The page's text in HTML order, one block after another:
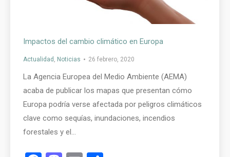
Impactos del cambio climático en Europa
Actualidad , Noticias 26 febrero, 2020
La Agencia Europea del Medio Ambiente (AEMA)
acaba de publicar los mapas que presentan cómo
Europa podría verse afectada por peligros climáticos
clave como sequías, inundaciones, incendios
forestales y el…